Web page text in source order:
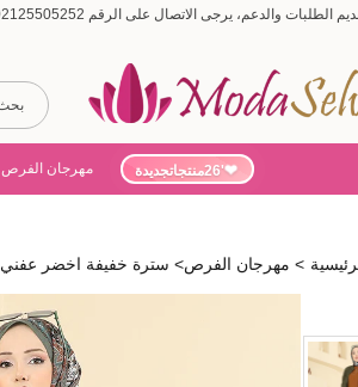
الطلبات والدعم، يرجى الاتصال على الرقم 902125505252 (أيام الأسبوع من 9:00 إلى 19:00، أيام السبت من 9:00 إلى 15:00)
'26منتجاتجديدة مهرجان الفرص
> مهرجان الفرص> سترة خفيفة اخضر عفني 4278BRZ597